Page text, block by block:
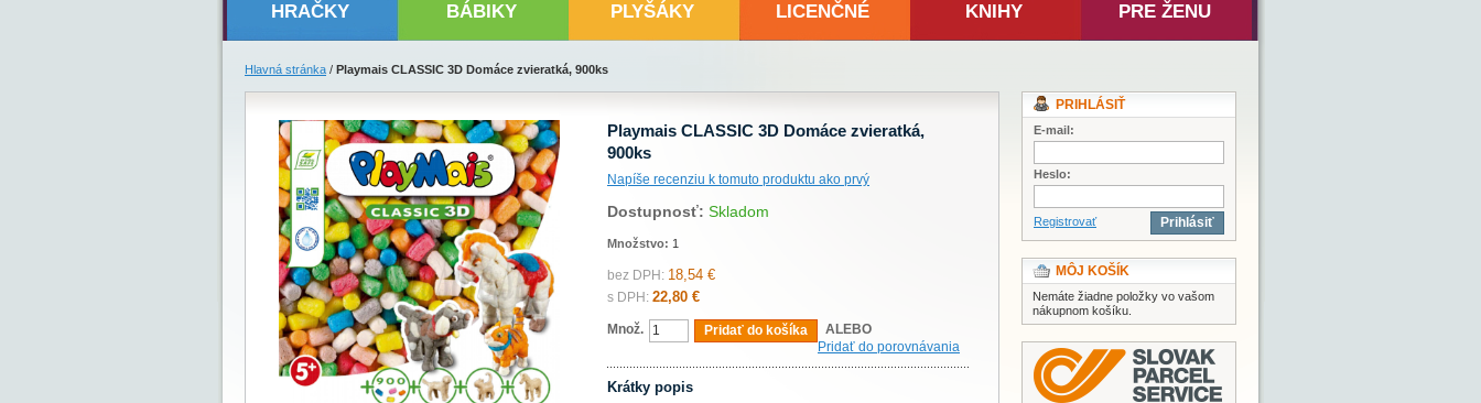
HRAČKY BÁBIKY PLYŠÁKY LICENČNÉ KNIHY PRE ŽENU
Hlavná stránka / Playmais CLASSIC 3D Domáce zvieratká, 900ks
Playmais CLASSIC 3D Domáce zvieratká,
900ks
Napíše recenziu k tomuto produktu ako prvý
Dostupnosť: Skladom
Množstvo: 1
bez DPH: 18,54 €
s DPH: 22,80 €
Množ. Pridať do košíka
ALEBO
Pridať do porovnávania
Krátky popis
PRIHLÁSIŤ
E-mail:
Heslo:
Registrovať Prihlásiť
MÔJ KOŠÍK
Nemáte žiadne položky vo vašom
nákupnom košíku.